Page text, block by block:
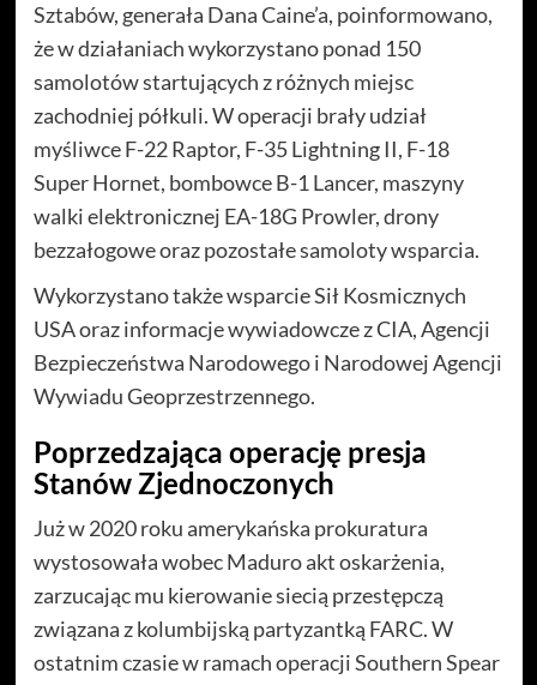
Sztabów, generała Dana Caine’a, poinformowano,
że w działaniach wykorzystano ponad 150
samolotów startujących z różnych miejsc
zachodniej półkuli. W operacji brały udział
myśliwce F-22 Raptor, F-35 Lightning II, F-18
Super Hornet, bombowce B-1 Lancer, maszyny
walki elektronicznej EA-18G Prowler, drony
bezzałogowe oraz pozostałe samoloty wsparcia.
Wykorzystano także wsparcie Sił Kosmicznych
USA oraz informacje wywiadowcze z CIA, Agencji
Bezpieczeństwa Narodowego i Narodowej Agencji
Wywiadu Geoprzestrzennego.
Poprzedzająca operację presja
Stanów Zjednoczonych
Już w 2020 roku amerykańska prokuratura
wystosowała wobec Maduro akt oskarżenia,
zarzucając mu kierowanie siecią przestępczą
związana z kolumbijską partyzantką FARC. W
ostatnim czasie w ramach operacji Southern Spear